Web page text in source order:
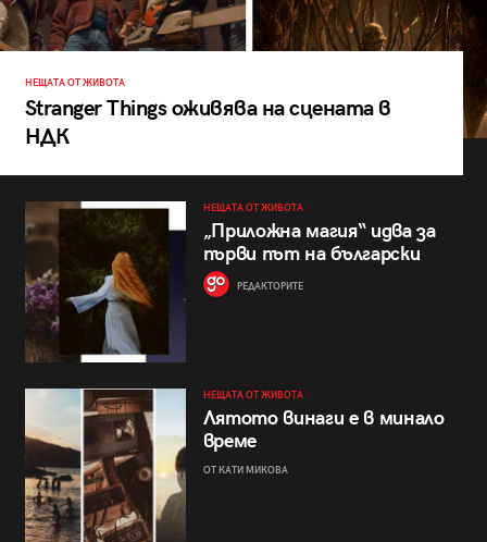
НЕЩАТА ОТ ЖИВОТА
Stranger Things оживява на сцената в
НДК
НЕЩАТА ОТ ЖИВОТА
„Приложна магия“ идва за
първи път на български
РЕДАКТОРИТЕ
НЕЩАТА ОТ ЖИВОТА
Лятото винаги е в минало
време
ОТ КАТИ МИКОВА